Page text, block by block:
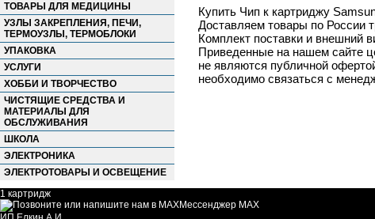
ТОВАРЫ ДЛЯ МЕДИЦИНЫ
УЗЛЫ ЗАКРЕПЛЕНИЯ, ПЕЧИ,
ТЕРМОУЗЛЫ, ТЕРМОБЛОКИ
УПАКОВКА
УСЛУГИ
ХОББИ И ТВОРЧЕСТВО
ЧИСТЯЩИЕ СРЕДСТВА И
МАТЕРИАЛЫ ДЛЯ
ОБСЛУЖИВАНИЯ
ШКОЛА
ЭЛЕКТРОНИКА
ЭЛЕКТРОТОВАРЫ И ОСВЕЩЕНИЕ
Купить Чип к картриджу
Доставляем товары по России
Комплект поставки и внешний
Приведенные на нашем сайте
не являются публичной
необходимо связаться с
1 картридж
Мессенджер MAX